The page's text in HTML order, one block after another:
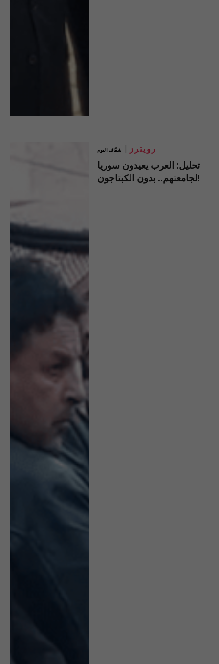
شفّاف اليوم رويترز
تحليل: العرب يعيدون سوريا
لجامعتهم.. بدون الكبتاجون!